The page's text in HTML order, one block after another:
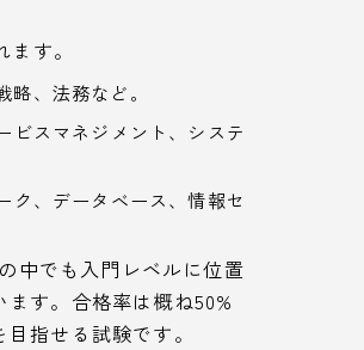
す。
、法務など。
ビスマネジメント、システ
ク、データベース、情報セ
中でも入門レベルに位置
す。合格率は概ね50%
指せる試験です。